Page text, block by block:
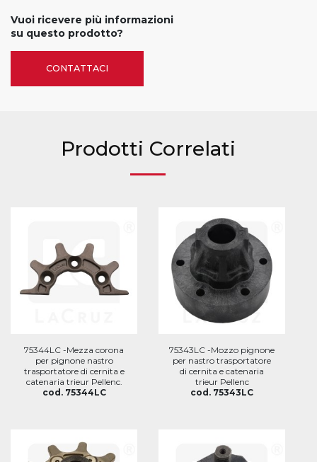
Vuoi ricevere più informazioni
su questo prodotto?
CONTATTACI
Prodotti Correlati
75344LC -Mezza corona
per pignone nastro
trasportatore di cernita e
catenaria trieur Pellenc.
cod. 75344LC
75343LC -Mozzo pignone
per nastro trasportatore
di cernita e catenaria
trieur Pellenc
cod. 75343LC